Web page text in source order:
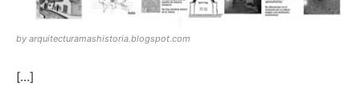
by arquitecturamashistoria.blogspot.com
[…]